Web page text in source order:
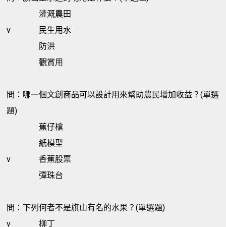
灌溉農田
v
民生用水
防洪
觀賞用
問：哪一個文創商品可以設計用來幫助農民增加收益？(單選
題)
蕉仔槍
紙模型
v
香蕉股票
彈珠台
問：下列何者不是旗山有名的水果？(單選題)
v
柳丁